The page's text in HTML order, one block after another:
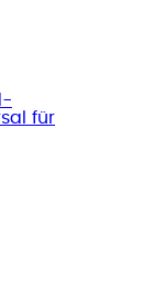
für